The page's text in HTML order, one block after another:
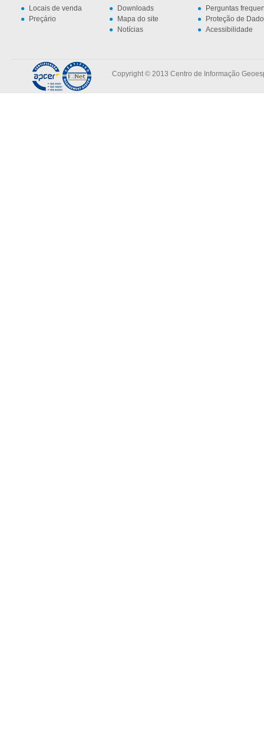
Locais de venda
Preçário
Downloads
Mapa do site
Notícias
Perguntas
Proteção de
Acessibilidade
Copyright © 2013 Centro de Informação